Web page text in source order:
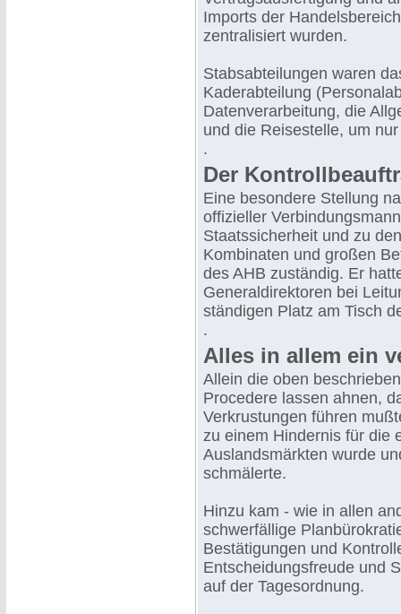
Imports der
zentralisiert wurden.
Stabsabteilungen waren
Kaderabteilung
Datenverarbeitung, die
und die Reisestelle, um
.
Der
Eine besondere Stellung
offizieller
Staatssicherheit und zu
Kombinaten und großen
des AHB zuständig. Er
Generaldirektoren bei
ständigen Platz am Tisch
.
Alles in allem ein
Allein die oben
Procedere lassen ahnen,
Verkrustungen führen
zu einem Hindernis für die
Auslandsmärkten wurde
schmälerte.
Hinzu kam - wie in allen
schwerfällige
Bestätigungen und
Entscheidungsfreude und
auf der Tagesordnung.